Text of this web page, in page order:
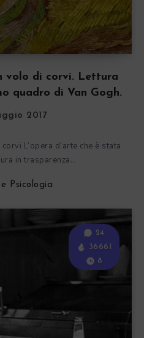
volo di corvi. Lettura
quadro di Van Gogh.
2017
L’opera d’arte che è stata
in trasparenza…
Psicologia
24
36661
8